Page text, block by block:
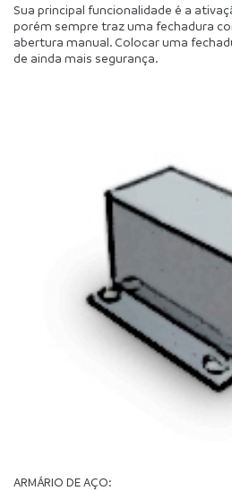
Sua principal funcionalidade é a
porém sempre traz uma fechadura
abertura manual. Colocar uma
de ainda mais segurança.
ARMÁRIO DE AÇO: